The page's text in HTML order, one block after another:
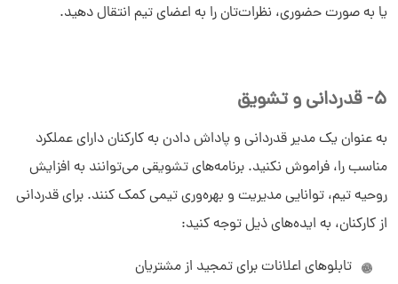
یا به صورت حضوری، نظرات‌تان را به اعضای تیم انتقال دهید.
5- قدردانی و تشویق
به عنوان یک مدیر قدردانی و پاداش دادن به کارکنان دارای عملکرد
مناسب را، فراموش نکنید. برنامه‌های تشویقی می‌توانند به افزایش
روحیه تیم، توانایی مدیریت و بهره‌وری تیمی کمک کنند. برای قدردانی
از کارکنان، به ایده‌های ذیل توجه کنید:
تابلوهای اعلانات برای تمجید از مشتریان